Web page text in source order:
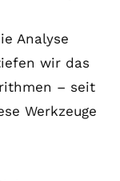
Analyse
wir das
– seit
Werkzeuge